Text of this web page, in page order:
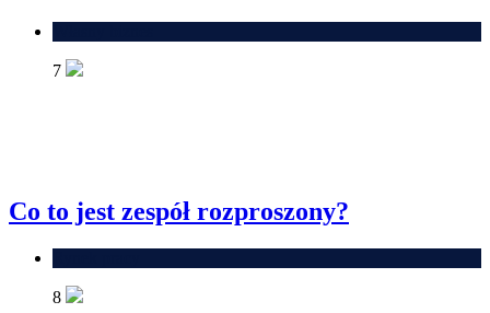
7
Co to jest zespół rozproszony?
8